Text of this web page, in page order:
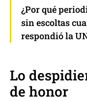
¿Por qué
sin escoltas
respondió la
Lo
de honor